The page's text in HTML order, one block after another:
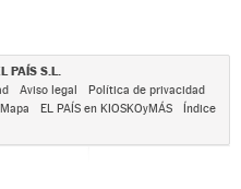
PAÍS S.L.
Aviso legal
Política de privacidad
Mapa EL PAÍS en KIOSKOyMÁS
Índice